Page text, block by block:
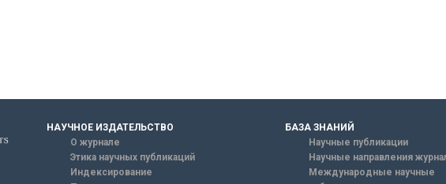
НАУЧНОЕ ИЗДАТЕЛЬСТВО
О журнале
Этика научных публикаций
Индексирование
БАЗА ЗНАНИЙ
Научные публикации
Научные направления
Международные научные